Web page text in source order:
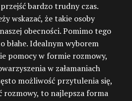
bardzo trudny czas.
wskazać, że takie osoby
obecności. Pomimo tego
błahe. Idealnym wyborem
pomocy w formie rozmowy,
w załamaniach
możliwość przytulenia się,
rozmowy, to najlepsza forma